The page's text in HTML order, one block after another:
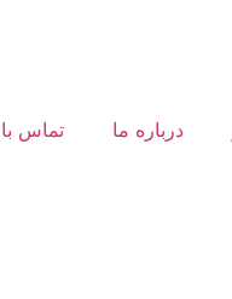
درباره ما تماس